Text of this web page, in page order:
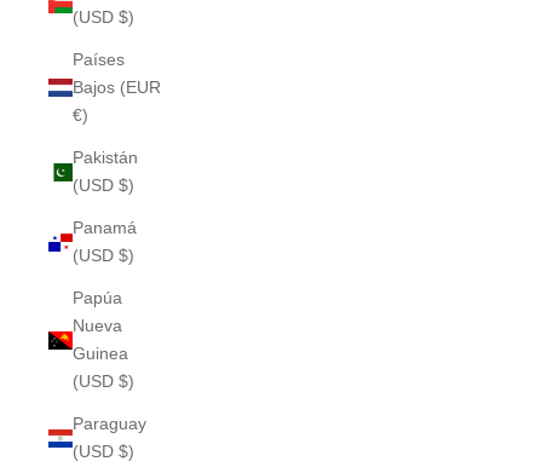
(USD $)
Países
Bajos (EUR
€)
Pakistán
(USD $)
Panamá
(USD $)
Papúa
Nueva
Guinea
(USD $)
Paraguay
(USD $)